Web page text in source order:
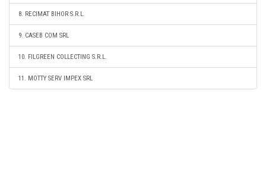
8. RECIMAT BIHOR S.R.L.
9. CASEB COM SRL
10. FILGREEN COLLECTING S.R.L.
11. MOTTY SERV IMPEX SRL